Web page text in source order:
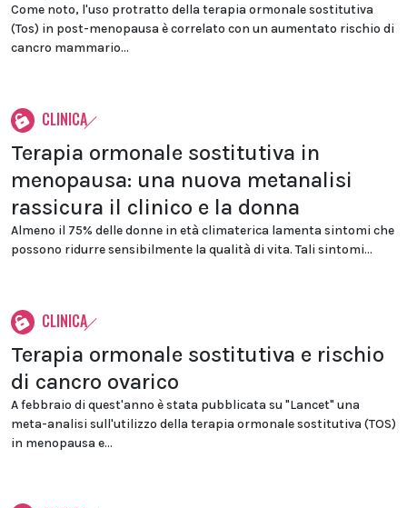
Come noto, l'uso protratto della terapia ormonale sostitutiva
(Tos) in post-menopausa è correlato con un aumentato rischio di
cancro mammario...
CLINICA
Terapia ormonale sostitutiva in
menopausa: una nuova metanalisi
rassicura il clinico e la donna
Almeno il 75% delle donne in età climaterica lamenta sintomi che
possono ridurre sensibilmente la qualità di vita. Tali sintomi...
CLINICA
Terapia ormonale sostitutiva e rischio
di cancro ovarico
A febbraio di quest'anno è stata pubblicata su "Lancet" una
meta-analisi sull'utilizzo della terapia ormonale sostitutiva (TOS)
in menopausa e...